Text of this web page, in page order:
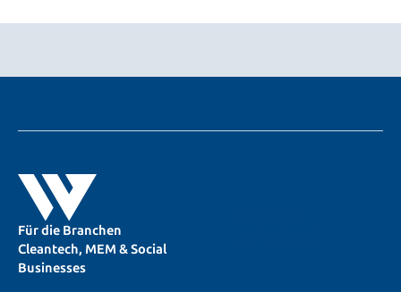
Für die Branchen
Cleantech, MEM & Social
Businesses